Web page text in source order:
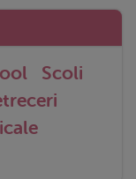
Scoli